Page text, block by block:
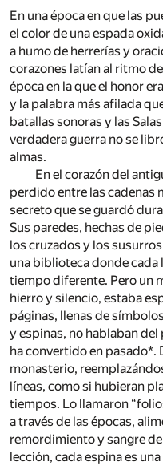
En una época en que las
el color de una espada
a humo de herrerías y
corazones latían al ritmo
época en la que el honor
y la palabra más afilada
batallas sonoras y las
verdadera guerra no se
almas.
En el corazón del
perdido entre las cadenas
secreto que se guardó
Sus paredes, hechas de
los cruzados y los
una biblioteca donde cada
tiempo diferente. Pero un
hierro y silencio, estaba
páginas, llenas de
y espinas, no hablaban del
ha convertido en pasado*.
monasterio,
líneas, como si hubieran
tiempos. Lo llamaron
a través de las épocas,
remordimiento y sangre
lección, cada espina es